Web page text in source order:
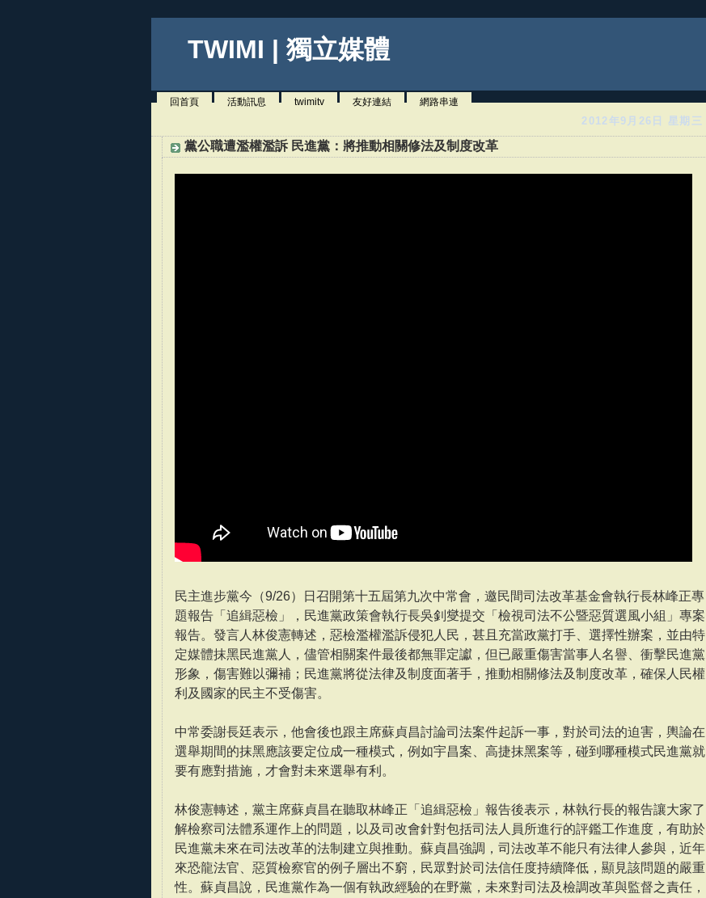
TWIMI | 獨立媒體
回首頁 活動訊息 twimitv 友好連結 網路串連
2012年9月26日 星期三
黨公職遭濫權濫訴 民進黨：將推動相關修法及制度改革
民主進步黨今（9/26）日召開第十五屆第九次中常會，邀民間司法改革基金會執行長林峰正專
題報告「追緝惡檢」，民進黨政策會執行長吳釗燮提交「檢視司法不公暨惡質選風小組」專案
報告。發言人林俊憲轉述，惡檢濫權濫訴侵犯人民，甚且充當政黨打手、選擇性辦案，並由特
定媒體抹黑民進黨人，儘管相關案件最後都無罪定讞，但已嚴重傷害當事人名譽、衝擊民進黨
形象，傷害難以彌補；民進黨將從法律及制度面著手，推動相關修法及制度改革，確保人民權
利及國家的民主不受傷害。
中常委謝長廷表示，他會後也跟主席蘇貞昌討論司法案件起訴一事，對於司法的迫害，輿論在
選舉期間的抹黑應該要定位成一種模式，例如宇昌案、高捷抹黑案等，碰到哪種模式民進黨就
要有應對措施，才會對未來選舉有利。
林俊憲轉述，黨主席蘇貞昌在聽取林峰正「追緝惡檢」報告後表示，林執行長的報告讓大家了
解檢察司法體系運作上的問題，以及司改會針對包括司法人員所進行的評鑑工作進度，有助於
民進黨未來在司法改革的法制建立與推動。蘇貞昌強調，司法改革不能只有法律人參與，近年
來恐龍法官、惡質檢察官的例子層出不窮，民眾對於司法信任度持續降低，顯見該問題的嚴重
性。蘇貞昌說，民進黨作為一個有執政經驗的在野黨，未來對司法及檢調改革與監督之責任，